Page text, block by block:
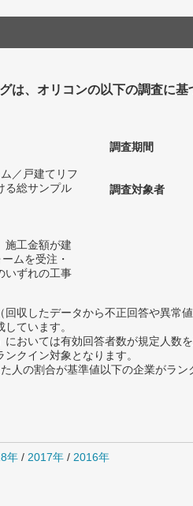
は、オリコンの以下の調査に基
／戸建てリフ
る総サンプル
施工金額が建
ムを受注・
いずれの工事
調査期間
調査対象者
収したデータから不正回答や異常値
ています。
おいては有効回答者数が規定人数
クイン対象となります。
の割合が基準値以下の企業がラン
年 / 2017年 / 2016年